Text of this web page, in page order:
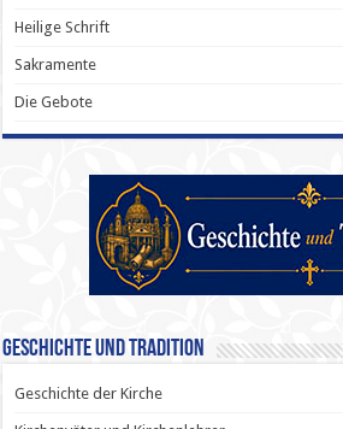
Heilige Schrift
Sakramente
Die Gebote
Geschichte und Tradition
Geschichte der Kirche